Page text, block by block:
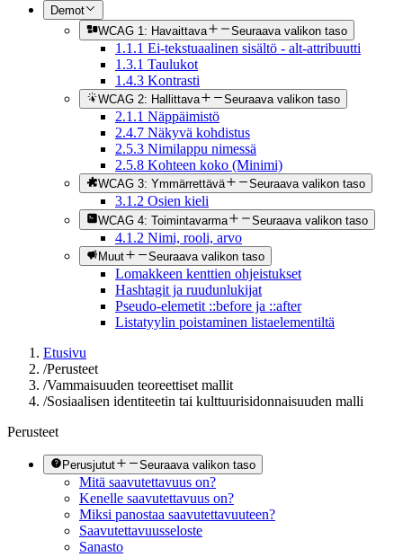
Demot
WCAG 1: Havaittava
Seuraava valikon taso
1.1.1 Ei-tekstuaalinen sisältö - alt-attribuutti
1.3.1 Taulukot
1.4.3 Kontrasti
WCAG 2: Hallittava Seuraava valikon taso
2.1.1 Näppäimistö
2.4.7 Näkyvä kohdistus
2.5.3 Nimilappu nimessä
2.5.8 Kohteen koko (Minimi)
WCAG 3: Ymmärrettävä Seuraava valikon taso
3.1.2 Osien kieli
WCAG 4: Toimintavarma Seuraava valikon taso
4.1.2 Nimi, rooli, arvo
Muut Seuraava valikon taso
Lomakkeen kenttien ohjeistukset
Hashtagit ja ruudunlukijat
Pseudo-elemetit ::before ja ::after
Listatyylin poistaminen listaelementiltä
Etusivu
/Perusteet
/Vammaisuuden teoreettiset mallit
/Sosiaalisen identiteetin tai kulttuurisidonnaisuuden malli
Perusteet
Perusjutut Seuraava valikon taso
Mitä saavutettavuus on?
Kenelle saavutettavuus on?
Miksi panostaa saavutettavuuteen?
Saavutettavuusseloste
Sanasto